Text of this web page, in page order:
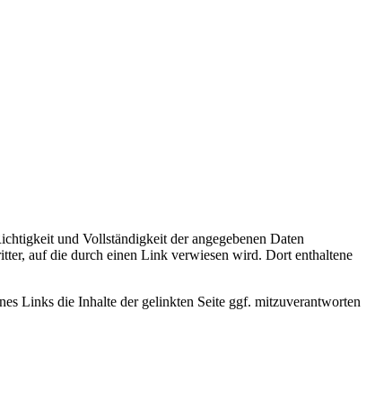
und Vollständigkeit der angegebenen Daten
auf die durch einen Link verwiesen wird. Dort enthaltene
Links die Inhalte der gelinkten Seite ggf. mitzuverantworten